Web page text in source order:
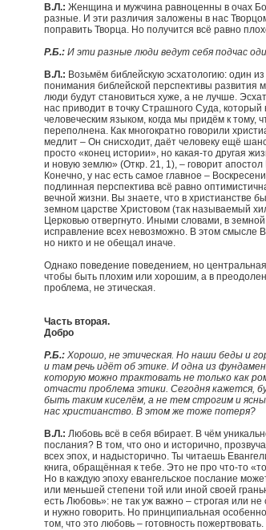
В.Л.: Женщина и мужчина равноценны в очах
разные. И эти различия заложены в нас
поправить Творца. Но получится всё равно
Р.Б.: И эти разные люди ведут себя подчас
В.Л.: Возьмём библейскую эсхатологию: один
понимания библейской перспективы развития
люди будут становиться хуже, а не лучше.
нас приводит в точку Страшного Суда, который
человеческим языком, когда мы придём к тому,
переполнена. Как многократно говорили
медлит – Он снисходит, даёт человеку ещё
просто «конец истории», но какая-то другая
и новую землю» (Откр. 21, 1), – говорит
Конечно, у нас есть самое главное –
подлинная перспектива всё равно
вечной жизни. Вы знаете, что в христианстве
земном царстве Христовом (так называемый
Церковью отвергнуто. Иными словами, в
исправление всех невозможно. В этом смысле
но никто и не обещал иначе.
Однако поведение поведением, но
чтобы быть плохим или хорошим, а в
проблема, не этическая.
Часть вторая.
Добро
Р.Б.: Хорошо, не этическая. Но наши беды и
и там речь идёт об этике. И одна из
которую можно трактовать не только как
отчасти проблема этики. Сегодня кажется,
быть таким киселём, а не тем строгим и
нас христианство. В этом же тоже потеря?
В.Л.: Любовь всё в себя вбирает. В чём
послания? В том, что оно и исторично,
всех эпох, и надысторично. Ты читаешь
книга, обращённая к тебе. Это не про что-то
Но в каждую эпоху евангельское послание
или меньшей степени той или иной своей
есть Любовь»: не так уж важно – строгая или
и нужно говорить. Но принципиальная
том, что это любовь – готовность пожертвовать.